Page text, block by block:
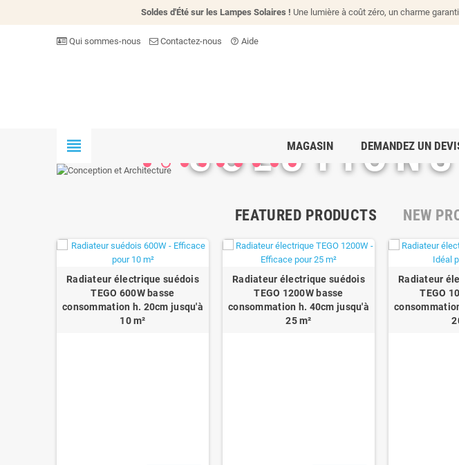
Soldes d'Été sur les Lampes Solaires ! Une lumière à coût zéro, un charme
Qui sommes-nous Contactez-nous help_outline Aide
view_headline MAGASIN DEMANDEZ UN
FEATURED PRODUCTS NEW
Radiateur électrique suédois
TEGO 600W basse
consommation h. 20cm jusqu'à
10 m²
Radiateur électrique suédois
TEGO 1200W basse
consommation h. 40cm jusqu'à
25 m²
Radiateur
TEGO